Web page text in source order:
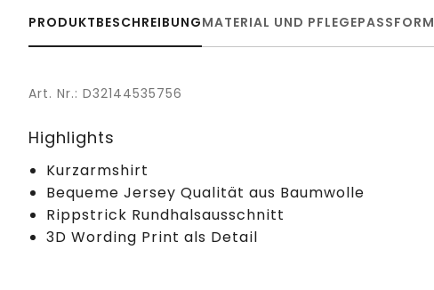
PRODUKTBESCHREIBUNGMATERIAL UND PFLEGEPASSFORM
Art. Nr.: D32144535756
Highlights
Kurzarmshirt
Bequeme Jersey Qualität aus Baumwolle
Rippstrick Rundhalsausschnitt
3D Wording Print als Detail